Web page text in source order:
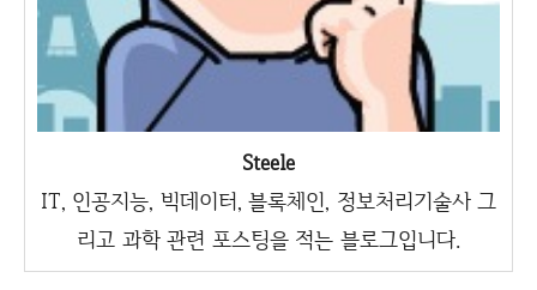
Steele
IT, 인공지능, 빅데이터, 블록체인, 정보처리기술사 그
리고 과학 관련 포스팅을 적는 블로그입니다.